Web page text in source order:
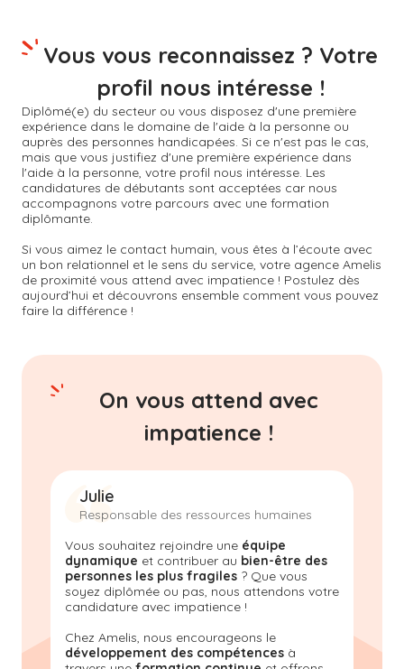
Diplômé(e) du secteur ou vous disposez d'une première
expérience dans le domaine de l'aide à la personne ou
auprès des personnes handicapées. Si ce n'est pas le cas,
mais que vous justifiez d'une première expérience dans
l'aide à la personne, votre profil nous intéresse. Les
candidatures de débutants sont acceptées car nous
accompagnons votre parcours avec une formation
diplômante.
Si vous aimez le contact humain, vous êtes à l’écoute avec
un bon relationnel et le sens du service, votre agence Amelis
de proximité vous attend avec impatience ! Postulez dès
aujourd’hui et découvrons ensemble comment vous pouvez
faire la différence !
Vous vous reconnaissez ? Votre
profil nous intéresse !
On vous attend avec
impatience !
Julie
Responsable des ressources humaines
Vous souhaitez rejoindre une équipe
dynamique et contribuer au bien-être des
personnes les plus fragiles ? Que vous
soyez diplômée ou pas, nous attendons votre
candidature avec impatience !
Chez Amelis, nous encourageons le
développement des compétences à